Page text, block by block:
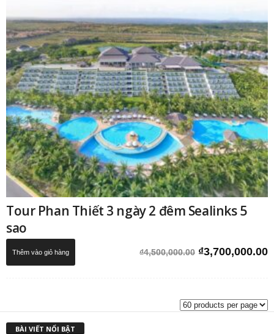
Tour Phan Thiết 3 ngày 2 đêm Sealinks 5
sao
₫4,500,000.00 Giá
₫3,700,000.00
Thêm vào giỏ hàng
BÀI VIẾT NỔI BẬT